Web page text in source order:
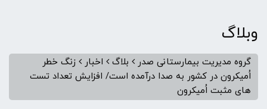
وبلاگ
گروه مدیریت بیمارستانی صدر بلاگ اخبار
زنگ خطر
اُمیکرون در کشور به صدا درآمده است/ افزایش تعداد تست
های مثبت اُمیکرون